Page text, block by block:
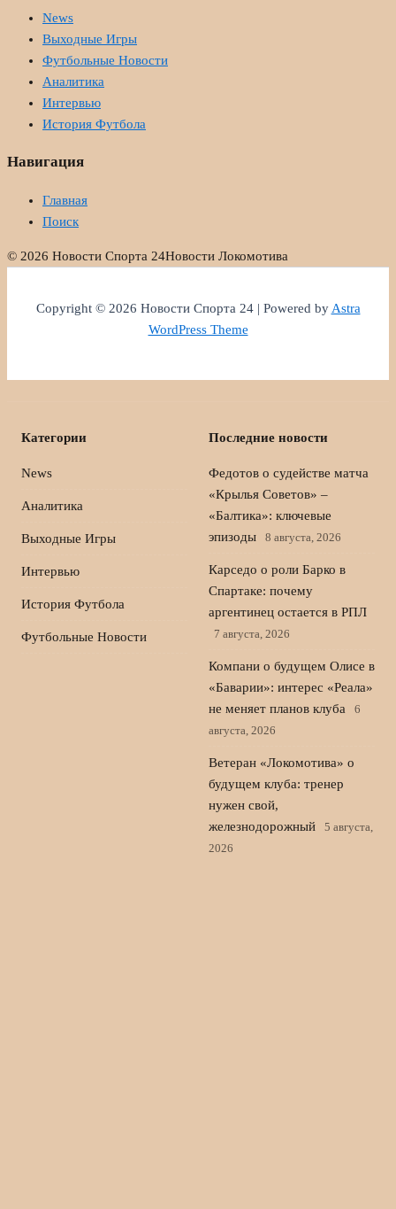
News
Выходные Игры
Футбольные Новости
Аналитика
Интервью
История Футбола
Навигация
Главная
Поиск
© 2026 Новости Спорта 24Новости Локомотива
Copyright © 2026 Новости Спорта 24 | Powered byAstra
WordPress Theme
Категории
News
Аналитика
Выходные Игры
Интервью
История Футбола
Футбольные Новости
Последние новости
Федотов о судействе матча
«Крылья Советов» –
«Балтика»: ключевые
эпизоды
8 августа, 2026
Карседо о роли Барко в
Спартаке: почему
аргентинец остается в РПЛ
7 августа, 2026
Компани о будущем Олисе в
«Баварии»: интерес «Реала»
не меняет планов клуба
6
августа, 2026
Ветеран «Локомотива» о
будущем клуба: тренер
нужен свой,
железнодорожный
5 августа,
2026